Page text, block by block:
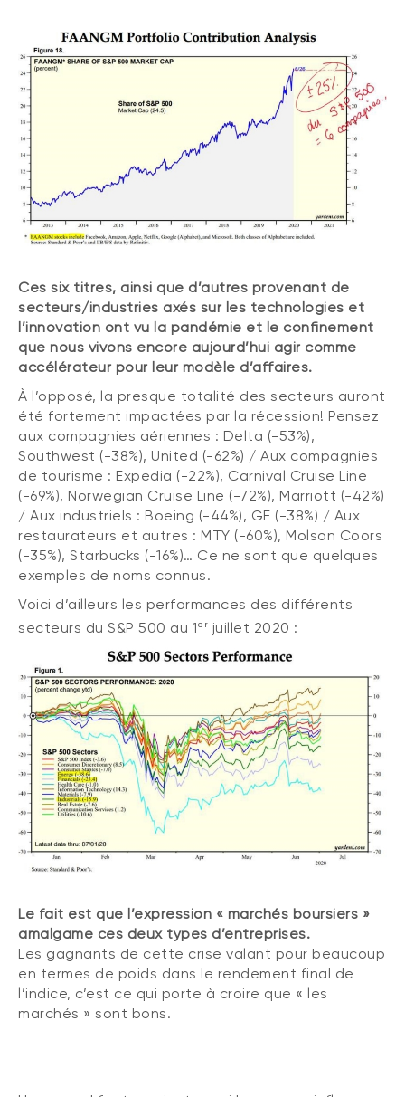
Ces six titres, ainsi que d’autres provenant de
secteurs/industries axés sur les technologies et
l’innovation ont vu la pandémie et le confinement
que nous vivons encore aujourd’hui agir comme
accélérateur pour leur modèle d’affaires.
À l’opposé, la presque totalité des secteurs auront
été fortement impactées par la récession! Pensez
aux compagnies aériennes : Delta (-53%),
Southwest (-38%), United (-62%) / Aux compagnies
de tourisme : Expedia (-22%), Carnival Cruise Line
(-69%), Norwegian Cruise Line (-72%), Marriott (-42%)
/ Aux industriels : Boeing (-44%), GE (-38%) / Aux
restaurateurs et autres : MTY (-60%), Molson Coors
(-35%), Starbucks (-16%)… Ce ne sont que quelques
exemples de noms connus.
Voici d’ailleurs les performances des différents
secteurs du S&P 500 au 1er juillet 2020 :
Le fait est que l’expression « marchés boursiers »
amalgame ces deux types d’entreprises.
Les gagnants de cette crise valant pour beaucoup
en termes de poids dans le rendement final de
l’indice, c’est ce qui porte à croire que « les
marchés » sont bons.